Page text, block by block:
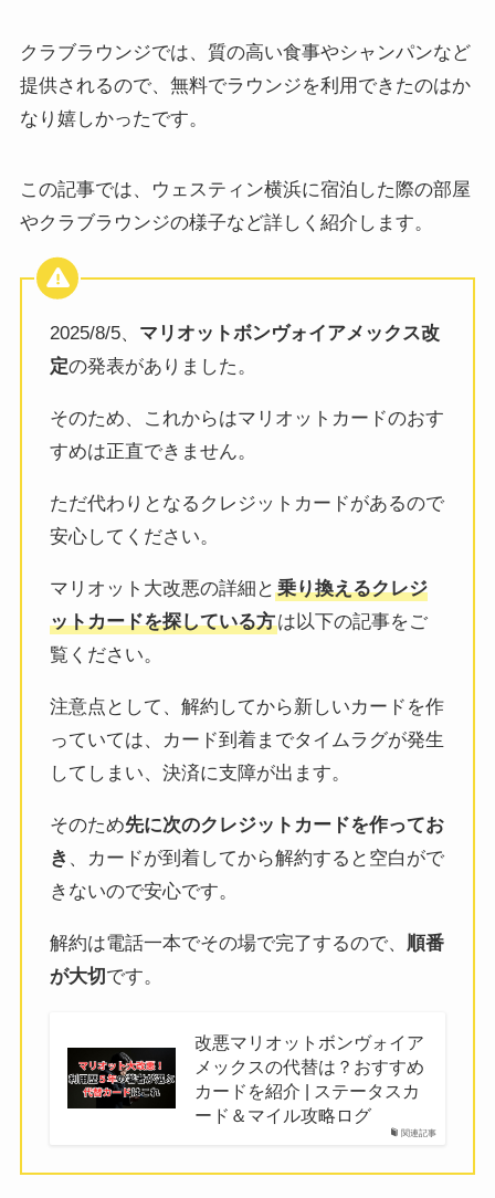
クラブラウンジでは、質の高い食事やシャンパンなど
提供されるので、無料でラウンジを利用できたのはか
なり嬉しかったです。
この記事では、ウェスティン横浜に宿泊した際の部屋
やクラブラウンジの様子など詳しく紹介します。
2025/8/5、 マリオットボンヴォイアメックス改
定の発表がありました。
そのため、これからはマリオットカードのおす
すめは正直できません。
ただ代わりとなるクレジットカードがあるので
安心してください。
マリオット大改悪の詳細と乗り換えるクレジ
ットカードを探している方は以下の記事をご
覧ください。
注意点として、解約してから新しいカードを作
っていては、カード到着までタイムラグが発生
してしまい、決済に支障が出ます。
そのため先に次のクレジットカードを作ってお
き 、カードが到着してから解約すると空白がで
きないので安心です。
解約は電話一本でその場で完了するので、 順番
が大切 です。
関連記事
改悪マリオットボンヴォイア
メックスの代替は？おすすめ
カードを紹介 | ステータスカ
ード＆マイル攻略ログ